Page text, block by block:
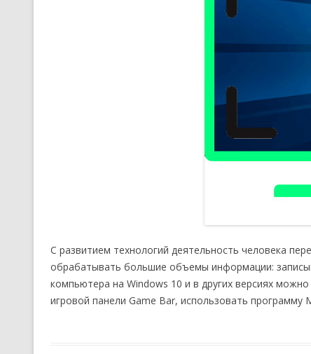
С развитием технологий деятельность человека
обрабатывать большие объемы информации:
компьютера на Windows 10 и в других версиях
игровой панели Game Bar, использовать программу